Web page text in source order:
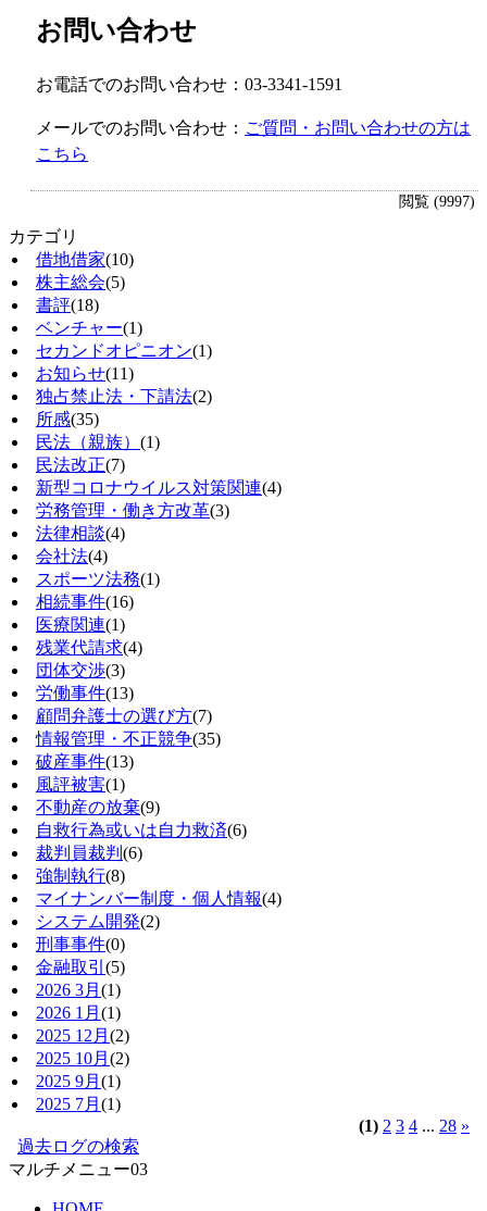
お問い合わせ
お電話でのお問い合わせ：03-3341-1591
メールでのお問い合わせ： ご質問・お問い合わせの方は
こちら
閲覧 (9997)
カテゴリ
借地借家(10)
株主総会(5)
書評(18)
ベンチャー(1)
セカンドオピニオン(1)
お知らせ(11)
独占禁止法・下請法(2)
所感(35)
民法（親族） (1)
民法改正(7)
新型コロナウイルス対策関連(4)
労務管理・働き方改革(3)
法律相談(4)
会社法(4)
スポーツ法務(1)
相続事件(16)
医療関連(1)
残業代請求(4)
団体交渉(3)
労働事件(13)
顧問弁護士の選び方(7)
情報管理・不正競争(35)
破産事件(13)
風評被害(1)
不動産の放棄(9)
自救行為或いは自力救済(6)
裁判員裁判 (6)
強制執行(8)
マイナンバー制度・個人情報(4)
システム開発(2)
刑事事件(0)
金融取引 (5)
2026 3月 (1)
2026 1月 (1)
2025 12月 (2)
2025 10月 (2)
2025 9月 (1)
2025 7月 (1)
(1) 2 3 4 ... 28 »
過去ログの検索
マルチメニュー03